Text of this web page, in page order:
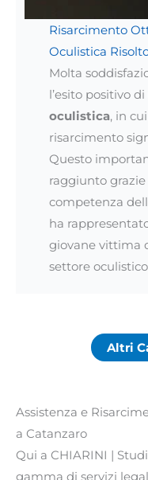
Risarcimento
Oculistica
Molta
l’esito positivo
oculistica, in
risarcimento
Questo
raggiunto grazie
competenza
ha
giovane vittima
settore
Altri
Assistenza e
a Catanzaro
Qui a CHIARINI |
gamma di servizi